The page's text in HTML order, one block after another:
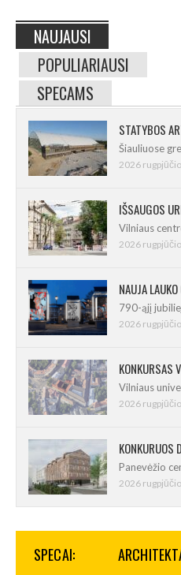
NAUJAUSI
POPULIARIAUSI
SPECAMS
Šiauliuose
2026
Vilniaus
2026
790-ąjį
2026
Vilniaus
2026
Panevėžio
2026
SPECAI: